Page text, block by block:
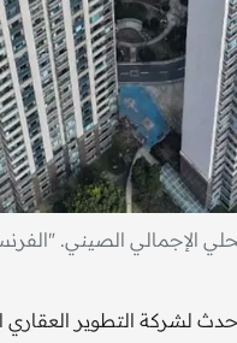
حدث لشركة التطوير العقاري